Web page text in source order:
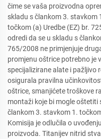
čime se vaša proizvodna
skladu s člankom 3. stavkom
točkom (a) Uredbe (EZ) br.
odredi da se u skladu s
765/2008 ne primjenjuje
promjenu oštrice potrebno je
specijalizirane alate i pažljivo
osigurala pravilna
oštrice, smanjićete troškove
montaži koje bi mogle oštetiti
člankom 3. stavkom 1.
Komisija je odlučila o
proizvoda. Titanijev nitrid